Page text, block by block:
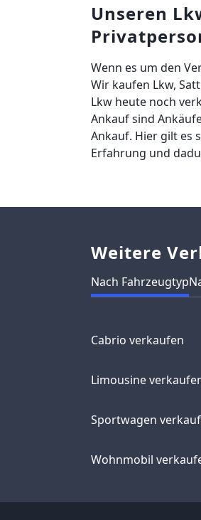
Unseren
Wenn es um den
Wir kaufen Lkw,
Lkw heute noch
Ankauf sind
Ankauf. Hier gilt es
Erfahrung und
Weitere
Nach Fahrzeugtyp
Cabrio verkaufen
Limousine
Sportwagen
Wohnmobil